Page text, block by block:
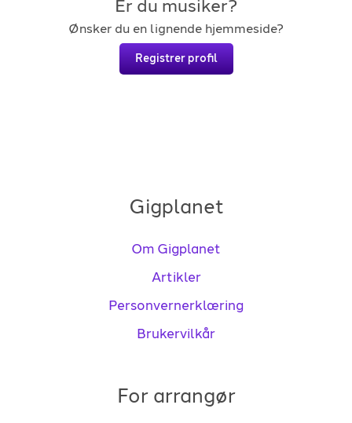
Er du musiker?
Ønsker du en lignende hjemmeside?
Registrer profil
Gigplanet
Om Gigplanet
Artikler
Personvernerklæring
Brukervilkår
For arrangør